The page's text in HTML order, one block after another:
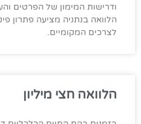
ודרישות המימון של הפרטים
הלוואה בנתניה מציעה פתרון
לצרכים המקומיים.
הלוואה חצי מיליון